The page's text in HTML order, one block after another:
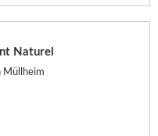
Naturel
Müllheim